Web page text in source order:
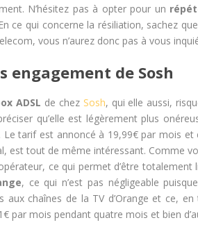
N’hésitez pas à opter pour un
En ce qui concerne la résiliation, sachez
vous n’aurez donc pas à vous
engagement de Sosh
ADSL de chez Sosh, qui elle aussi,
qu’elle est légèrement plus
tarif est annoncé à 19,99€ par mois
est tout de même intéressant. Comme
ce qui permet d’être
, ce qui n’est pas négligeable
aux chaînes de la TV d’Orange et ce,
par mois pendant quatre mois et bien